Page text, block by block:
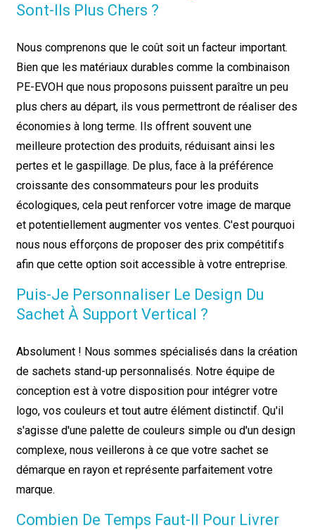
Sont-Ils Plus Chers ?
Nous comprenons que le coût soit un facteur important.
Bien que les matériaux durables comme la combinaison
PE-EVOH que nous proposons puissent paraître un peu
plus chers au départ, ils vous permettront de réaliser des
économies à long terme. Ils offrent souvent une
meilleure protection des produits, réduisant ainsi les
pertes et le gaspillage. De plus, face à la préférence
croissante des consommateurs pour les produits
écologiques, cela peut renforcer votre image de marque
et potentiellement augmenter vos ventes. C'est pourquoi
nous nous efforçons de proposer des prix compétitifs
afin que cette option soit accessible à votre entreprise.
Puis-Je Personnaliser Le Design Du
Sachet À Support Vertical ?
Absolument ! Nous sommes spécialisés dans la création
de sachets stand-up personnalisés. Notre équipe de
conception est à votre disposition pour intégrer votre
logo, vos couleurs et tout autre élément distinctif. Qu'il
s'agisse d'une palette de couleurs simple ou d'un design
complexe, nous veillerons à ce que votre sachet se
démarque en rayon et représente parfaitement votre
marque.
Combien De Temps Faut-Il Pour Livrer